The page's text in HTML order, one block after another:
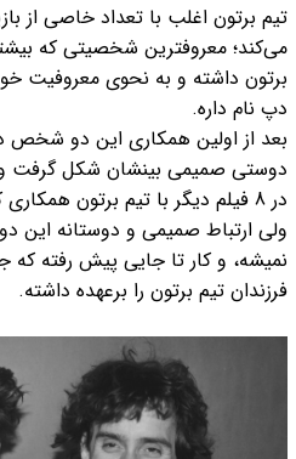
تیم برتون اغلب با تعداد خاصی از
می‌کند؛ معروفترین شخصیتی که
برتون داشته و به نحوی معروفیت
دپ نام داره.
بعد از اولین همکاری این دو شخص
دوستی صمیمی بینشان شکل گرفت
در 8 فیلم دیگر با تیم برتون همکاری کرد.
ولی ارتباط صمیمی و دوستانه
نمیشه، و کار تا جایی پیش رفته
فرزندان تیم برتون را برعهده داشته.